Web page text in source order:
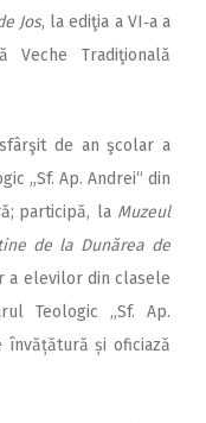
Jos, la ediţia a VI‑a a
Veche Tradiţională
de an şcolar a
„Sf. Ap. Andrei“ din
participă, la Muzeul
de la Dunărea de
a elevilor din clasele
Teologic „Sf. Ap.
învățătură și oficiază